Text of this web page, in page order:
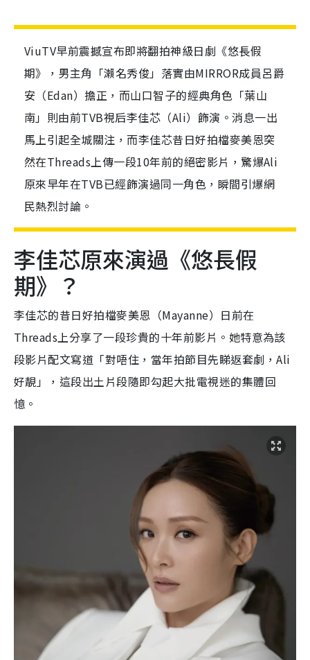
ViuTV早前震撼宣布即將翻拍神級日劇《悠長假
期》，男主角「瀨名秀俊」落實由MIRROR成員呂爵
安（Edan）擔正，而山口智子的經典角色「葉山
南」則由前TVB視后李佳芯（Ali）飾演。消息一出
馬上引起全城關注，而李佳芯昔日好拍檔麥美恩突
然在Threads上傳一段10年前的絕密影片，驚爆Ali
原來早年在TVB已經飾演過同一角色，瞬間引爆網
民熱烈討論。
李佳芯原來演過《悠長假
期》？
李佳芯的昔日好拍檔麥美恩（Mayanne）日前在
Threads上分享了一段珍貴的十年前影片。她特意為該
段影片配文寫道「對唔住，當年拍節目先睇返套劇，Ali
好靚」，這段出土片段隨即勾起大批電視迷的集體回
憶。